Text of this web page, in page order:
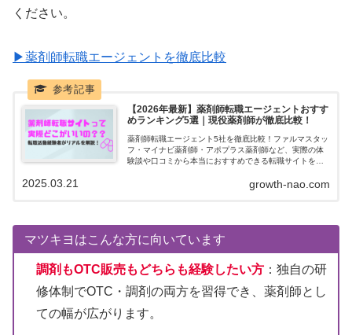
ください。
▶薬剤師転職エージェントを徹底比較
【2026年最新】薬剤師転職エージェントおすす
めランキング5選｜現役薬剤師が徹底比較！
薬剤師転職エージェント5社を徹底比較！ファルマスタッ
フ・マイナビ薬剤師・アポプラス薬剤師など、実際の体
験談や口コミから本当におすすめできる転職サイトを紹
growth-nao.com
2025.03.21
マツキヨはこんな方に向いています
調剤もOTC販売もどちらも経験したい方 ：独自の研
修体制でOTC・調剤の両方を習得でき、薬剤師とし
ての幅が広がります。